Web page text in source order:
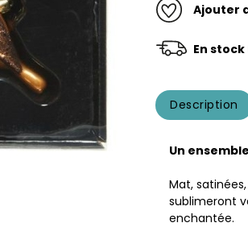
Ajouter
En stock
Description
Un
Mat,
sublimeront
enchantée.